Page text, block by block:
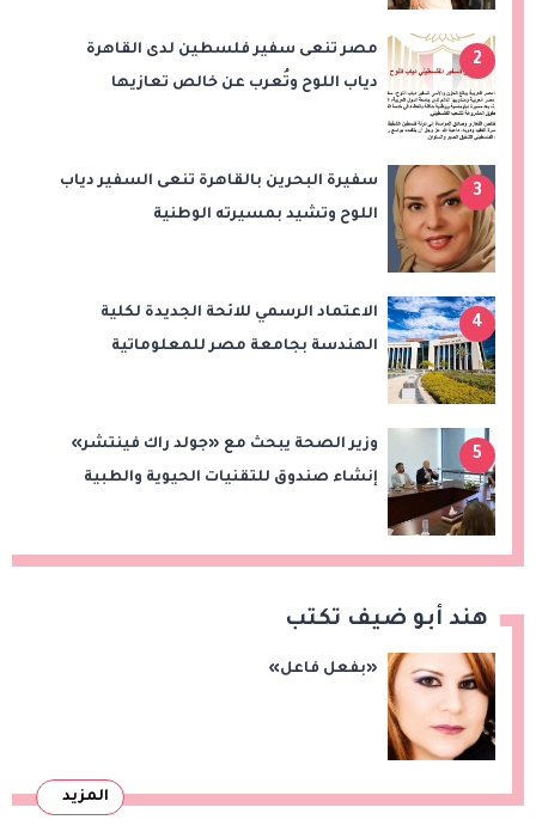
2
مصر تنعى سفير فلسطين لدى القاهرة
دياب اللوح وتُعرب عن خالص تعازيها
3
سفيرة البحرين بالقاهرة تنعى السفير دياب
اللوح وتشيد بمسيرته الوطنية
4
الاعتماد الرسمي للائحة الجديدة لكلية
الهندسة بجامعة مصر للمعلوماتية
5
وزير الصحة يبحث مع «جولد راك فينتشر»
إنشاء صندوق للتقنيات الحيوية والطبية
هند أبو ضيف تكتب
«بفعل فاعل»
المزيد